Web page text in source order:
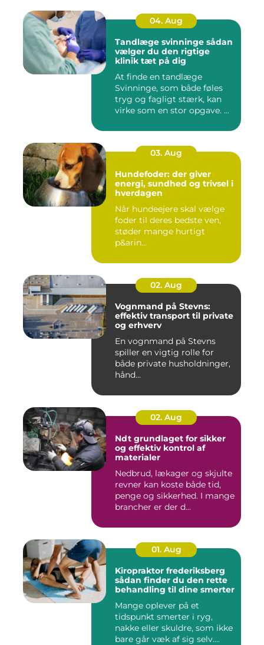
04. Aug
Tandlæge svinninge sådan
vælger du den rigtige
klinik tæt på dig
At finde en tandlæge
Svinninge, som både føles
tryg og fagligt stærk, kan
virke som en stor opgave. ...
03. Aug
Hundefoder: der giver
energi, sundhed og trivsel i
hverdagen
Når hundeejere skal vælge
foder til deres bedste ven,
støder mange hurtigt
p&arin...
02. Aug
Vognmand på Stevns:
effektiv transport til private
og erhverv
En vognmand på Stevns
spiller en vigtig rolle for
både private husholdninger,
hånd...
02. Aug
Ndt grundlaget for sikker
og effektiv kontrol af
materialer
Nedbrud, lækager og skjulte
revner kan koste både tid,
penge og sikkerhed. I mange
brancher er der d...
01. Aug
Kiropraktor frederiksberg
sådan finder du den rette
behandling til dine smerter
Mange oplever på et
tidspunkt smerter i ryg,
nakke eller skuldre, som ikke
bare går væk af sig selv....